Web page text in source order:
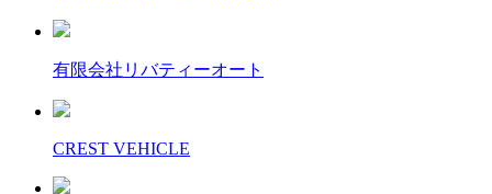
有限会社リバティーオート
CREST VEHICLE